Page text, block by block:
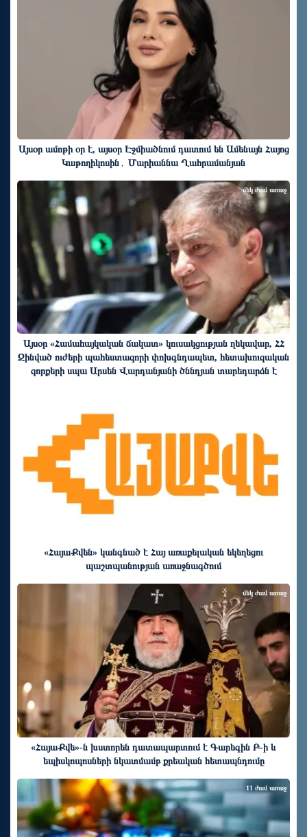
Այսօր ամոթի օր է, այսօր Էջմիածնում դատում են Ամենայն Հայոց
Կաթողիկոսին․ Մարիաննա Ղահրամանյան
Այսօր «Համահայկական ճակատ» կուսակցության ղեկավար, ՀՀ
Զինված ուժերի պահեստազորի փոխգնդապետ, հետախուզական
զորքերի սպա Արսեն Վարդանյանի ծննդյան տարեդարձն է
մեկ ժամ առաջ
«ՀայաՔվեն» կանգնած է Հայ առաքելական եկեղեցու
պաշտպանության առաջնագծում
«ՀայաՔվե»-ն խստորեն դատապարտում է Գարեգին Բ-ի և
եպիսկոպոսների նկատմամբ քրեական հետապնդումը
մեկ ժամ առաջ
11 ժամ առաջ